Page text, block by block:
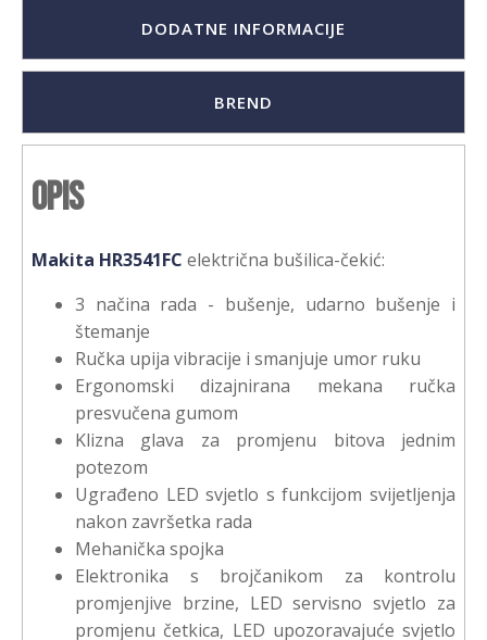
DODATNE INFORMACIJE
BREND
Opis
Makita HR3541FC električna bušilica-čekić:
3 načina rada - bušenje, udarno bušenje i
štemanje
Ručka upija vibracije i smanjuje umor ruku
Ergonomski dizajnirana mekana ručka
presvučena gumom
Klizna glava za promjenu bitova jednim
potezom
Ugrađeno LED svjetlo s funkcijom svijetljenja
nakon završetka rada
Mehanička spojka
Elektronika s brojčanikom za kontrolu
promjenjive brzine, LED servisno svjetlo za
promjenu četkica, LED upozoravajuće svjetlo